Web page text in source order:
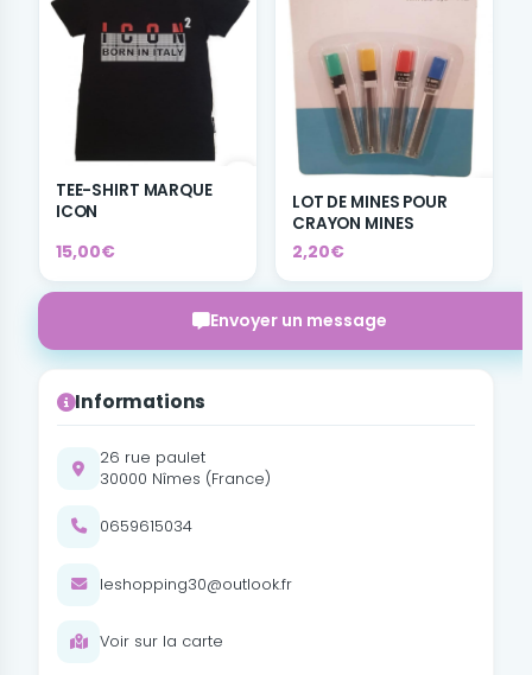
TEE-SHIRT MARQUE
ICON
15,00€
LOT DE MINES POUR
CRAYON MINES
2,20€
Envoyer un message
Informations
26 rue paulet
30000 Nîmes (France)
0659615034
leshopping30@outlook.fr
Voir sur la carte